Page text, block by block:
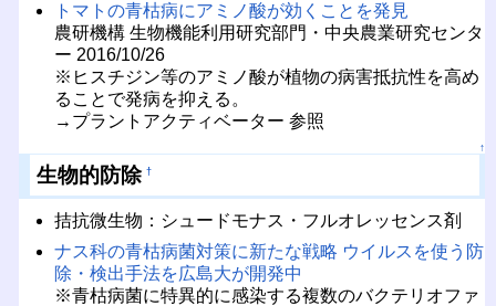
トマトの青枯病にアミノ酸が効くことを発見
農研機構 生物機能利用研究部門・中央農業研究センタ
ー 2016/10/26
※ヒスチジン等のアミノ酸が植物の病害抵抗性を高め
ることで発病を抑える。
→プラントアクティベーター 参照
↑
生物的防除 †
拮抗微生物：シュードモナス・フルオレッセンス剤
ナス科の青枯病菌対策に新たな戦略 ウイルスを使う防
除・検出手法を広島大が開発中
※青枯病菌に特異的に感染する複数のバクテリオファ